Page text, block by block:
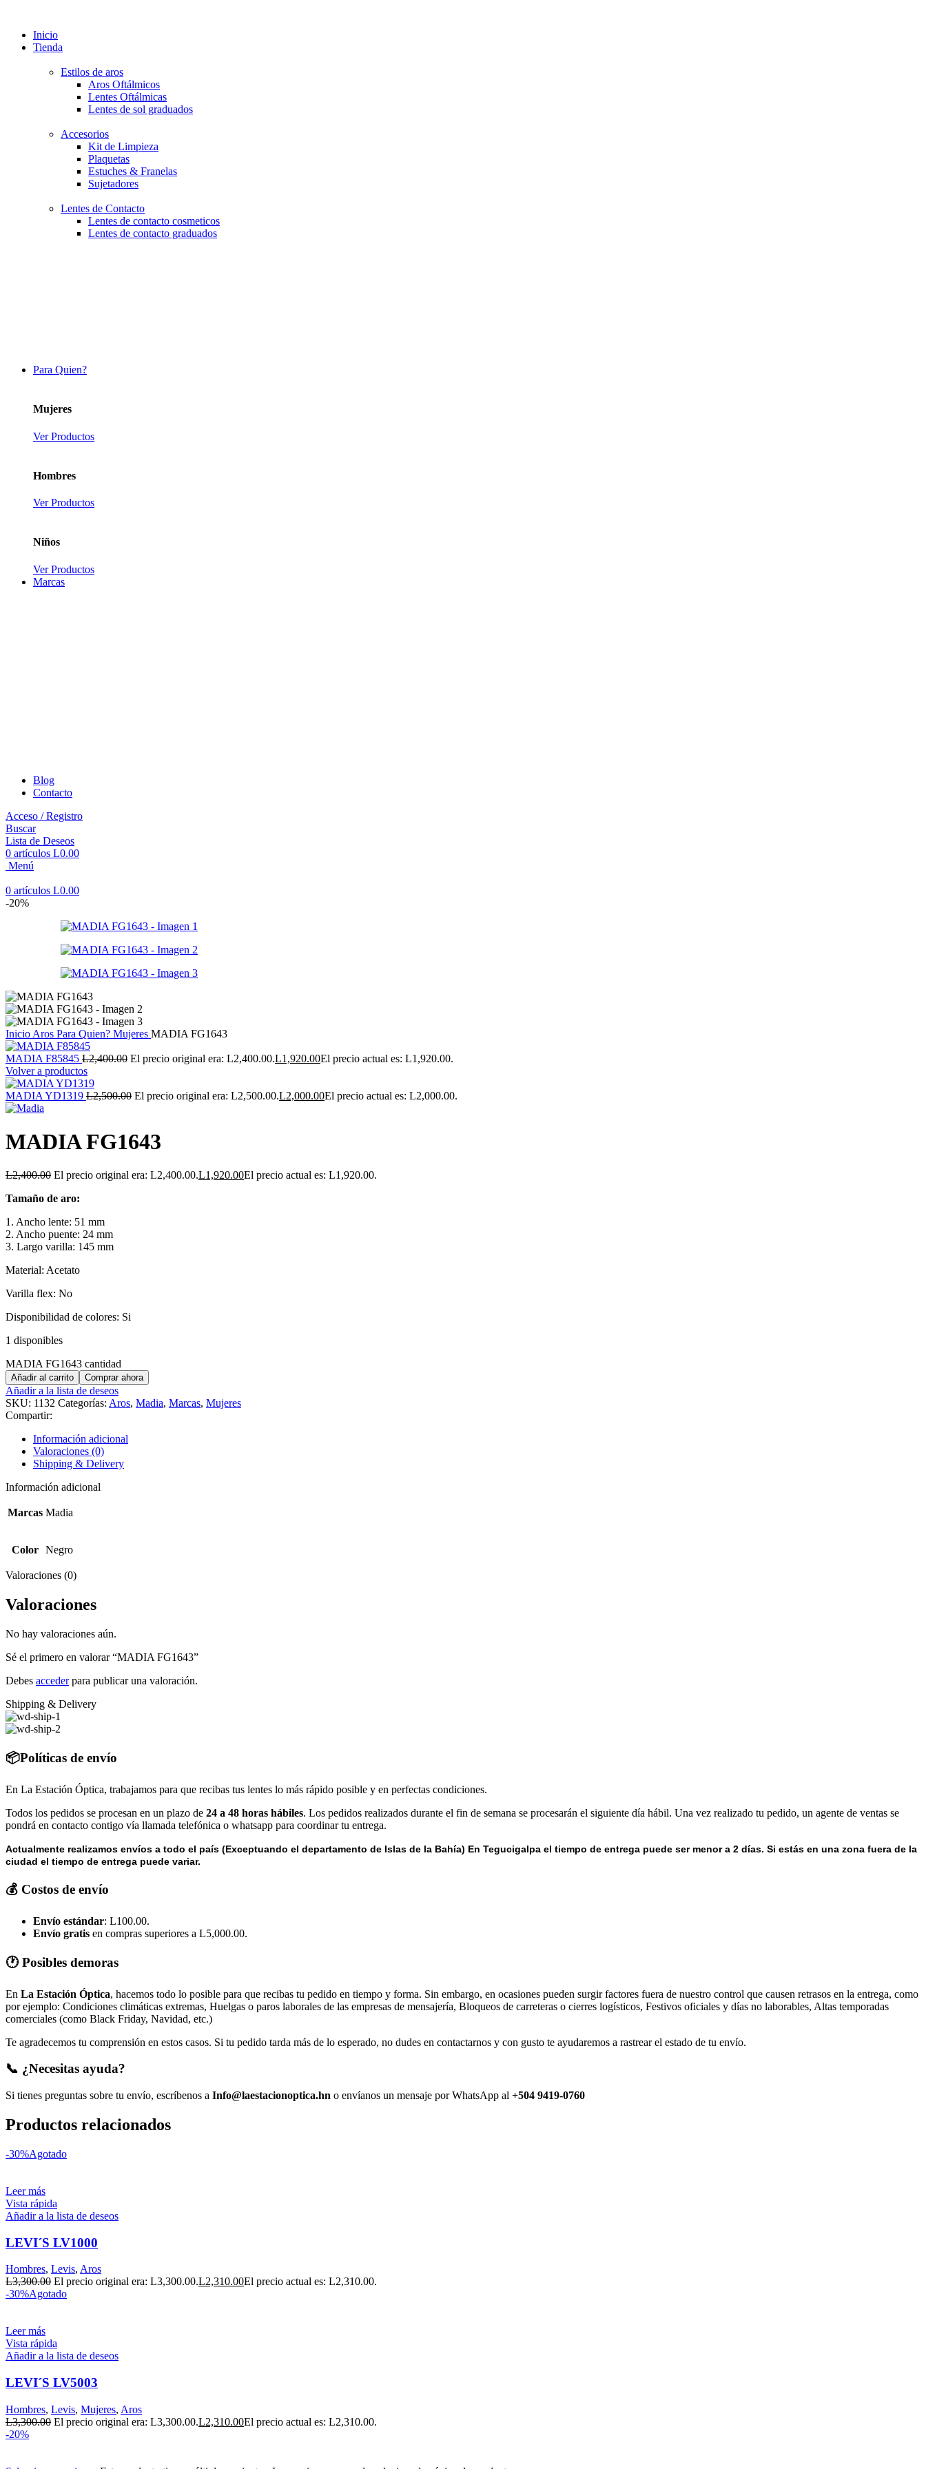
Inicio
Tienda
Estilos de aros
Aros Oftálmicos
Lentes Oftálmicas
Lentes de sol graduados
Accesorios
Kit de Limpieza
Plaquetas
Estuches & Franelas
Sujetadores
Lentes de Contacto
Lentes de contacto cosmeticos
Lentes de contacto graduados
Para Quien?
Mujeres
Ver Productos
Hombres
Ver Productos
Niños
Ver Productos
Marcas
Blog
Contacto
Acceso / Registro
Buscar
Lista de Deseos
0 artículos L0.00
Menú
0 artículos L0.00
-20%
Inicio Aros Para Quien? Mujeres MADIA FG1643
MADIA F85845 L2,400.00 El precio original era: L2,400.00.L1,920.00El precio actual es: L1,920.00.
Volver a productos
MADIA YD1319 L2,500.00 El precio original era: L2,500.00.L2,000.00El precio actual es: L2,000.00.
MADIA FG1643
L2,400.00 El precio original era: L2,400.00.L1,920.00El precio actual es: L1,920.00.
Tamaño de aro:
1. Ancho lente: 51 mm
2. Ancho puente: 24 mm
3. Largo varilla: 145 mm
Material: Acetato
Varilla flex: No
Disponibilidad de colores: Si
1 disponibles
MADIA FG1643 cantidad
Añadir al carrito Comprar ahora
Añadir a la lista de deseos
SKU: 1132 Categorías: Aros, Madia, Marcas, Mujeres
Compartir:
Información adicional
Valoraciones (0)
Shipping & Delivery
Información adicional
Marcas Madia
Color Negro
Valoraciones (0)
Valoraciones
No hay valoraciones aún.
Sé el primero en valorar “MADIA FG1643”
Debes accederpara publicar una valoración.
Shipping & Delivery
📦Políticas de envío
En La Estación Óptica, trabajamos para que recibas tus lentes lo más rápido posible y en perfectas condiciones.
Todos los pedidos se procesan en un plazo de 24 a 48 horas hábiles. Los pedidos realizados durante el fin de semana se procesarán el siguiente día hábil. Una vez realizado tu pedido, un agente de ventas se
pondrá en contacto contigo vía llamada telefónica o whatsapp para coordinar tu entrega.
Actualmente realizamos envíos a todo el país (Exceptuando el departamento de Islas de la Bahía) En Tegucigalpa el tiempo de entrega puede ser menor a 2 días. Si estás en una zona fuera de la
ciudad el tiempo de entrega puede variar.
💰 Costos de envío
Envío estándar: L100.00.
Envío gratis en compras superiores a L5,000.00.
🕐 Posibles demoras
En La Estación Óptica, hacemos todo lo posible para que recibas tu pedido en tiempo y forma. Sin embargo, en ocasiones pueden surgir factores fuera de nuestro control que causen retrasos en la entrega, como
por ejemplo: Condiciones climáticas extremas, Huelgas o paros laborales de las empresas de mensajería, Bloqueos de carreteras o cierres logísticos, Festivos oficiales y días no laborables, Altas temporadas
comerciales (como Black Friday, Navidad, etc.)
Te agradecemos tu comprensión en estos casos. Si tu pedido tarda más de lo esperado, no dudes en contactarnos y con gusto te ayudaremos a rastrear el estado de tu envío.
📞 ¿Necesitas ayuda?
Si tienes preguntas sobre tu envío, escríbenos a Info@laestacionoptica.hn o envíanos un mensaje por WhatsApp al +504 9419-0760
Productos relacionados
-30%Agotado
Leer más
Vista rápida
Añadir a la lista de deseos
LEVI´S LV1000
Hombres, Levis, Aros
L3,300.00 El precio original era: L3,300.00.L2,310.00El precio actual es: L2,310.00.
-30%Agotado
Leer más
Vista rápida
Añadir a la lista de deseos
LEVI´S LV5003
Hombres, Levis, Mujeres, Aros
L3,300.00 El precio original era: L3,300.00.L2,310.00El precio actual es: L2,310.00.
-20%